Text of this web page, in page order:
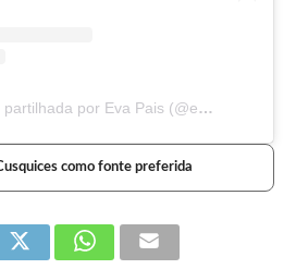
Uma publicação partilhada por Eva Pais (@eva_pais.ss10)
como fonte preferida